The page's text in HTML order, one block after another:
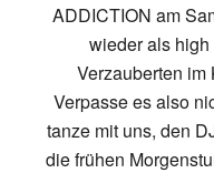
ADDICTION am
wieder als
Verzauberten
Verpasse es also
tanze mit uns, den
die frühen